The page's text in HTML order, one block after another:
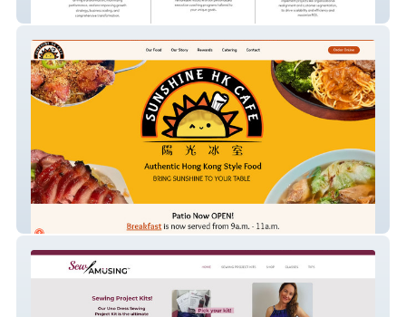
Lifecycle Management
Sunshine HK Cafe